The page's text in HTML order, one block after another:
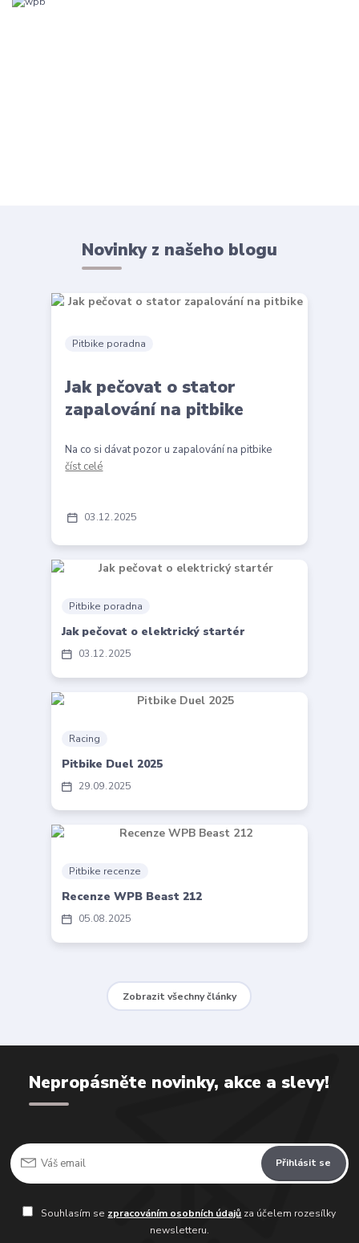
Novinky z našeho blogu
03 12 2025
Pitbike poradna
Jak pečovat o stator
zapalování na pitbike
Na co si dávat pozor u zapalování na pitbike
číst celé
03 12 2025
Pitbike poradna
Jak pečovat o elektrický startér
29 09 2025
Racing
Pitbike Duel 2025
05 08 2025
Pitbike recenze
Recenze WPB Beast 212
Zobrazit všechny články
Nepropásněte novinky, akce a slevy!
Přihlásit se
Souhlasím se zpracováním osobních údajů za účelem rozesílky
newsletteru.